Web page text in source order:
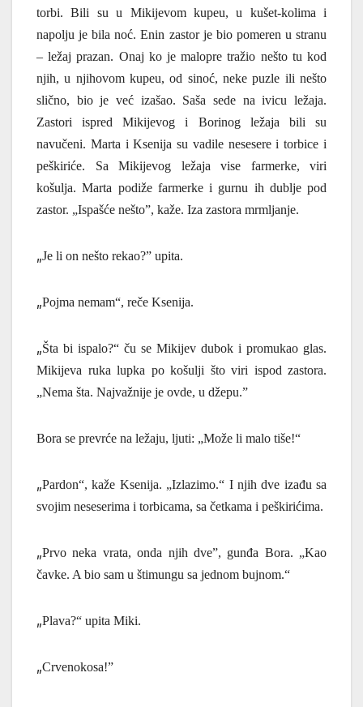
torbi. Bili su u Mikijevom kupeu, u kušet-kolima i
napolju je bila noć. Enin zastor je bio pomeren u stranu
– ležaj prazan. Onaj ko je malopre tražio nešto tu kod
njih, u njihovom kupeu, od sinoć, neke puzle ili nešto
slično, bio je već izašao. Saša sede na ivicu ležaja.
Zastori ispred Mikijevog i Borinog ležaja bili su
navučeni. Marta i Ksenija su vadile nesesere i torbice i
peškiriće. Sa Mikijevog ležaja vise farmerke, viri
košulja. Marta podiže farmerke i gurnu ih dublje pod
zastor. „Ispašće nešto”, kaže. Iza zastora mrmljanje.
„Je li on nešto rekao?” upita.
„Pojma nemam“, reče Ksenija.
„Šta bi ispalo?“ ču se Mikijev dubok i promukao glas.
Mikijeva ruka lupka po košulji što viri ispod zastora.
„Nema šta. Najvažnije je ovde, u džepu.”
Bora se prevrće na ležaju, ljuti: „Može li malo tiše!“
„Pardon“, kaže Ksenija. „Izlazimo.“ I njih dve izađu sa
svojim neseserima i torbicama, sa četkama i peškirićima.
„Prvo neka vrata, onda njih dve”, gunđa Bora. „Kao
čavke. A bio sam u štimungu sa jednom bujnom.“
„Plava?“ upita Miki.
„Crvenokosa!”